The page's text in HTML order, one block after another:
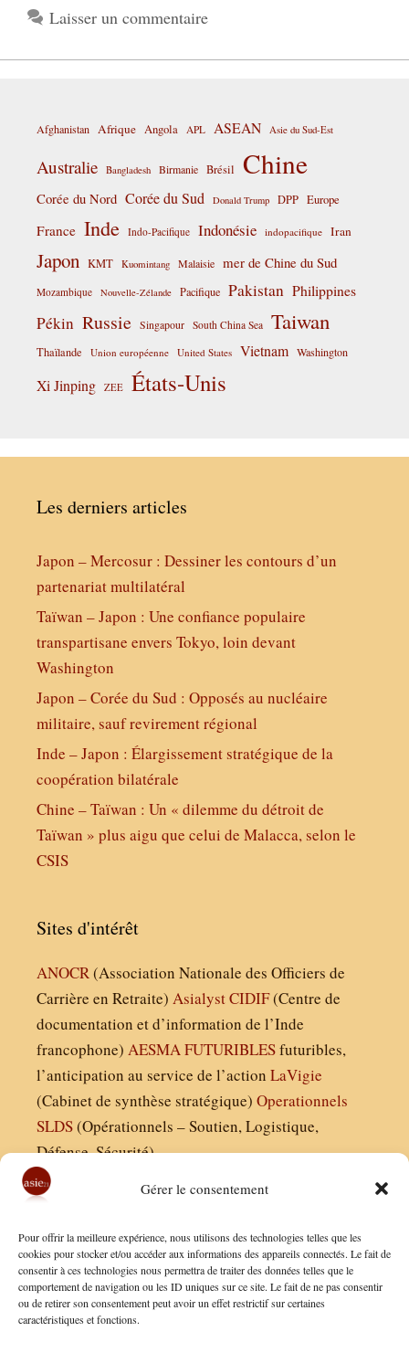
Gérer le consentement
Pour offrir la meilleure expérience, nous utilisons des technologies telles que les
cookies pour stocker et/ou accéder aux informations des appareils connectés. Le fait de
consentir à ces technologies nous permettra de traiter des données telles que le
comportement de navigation ou les ID uniques sur ce site. Le fait de ne pas consentir
ou de retirer son consentement peut avoir un effet restrictif sur certaines
caractéristiques et fonctions.
Laisser un commentaire
Afghanistan Afrique Angola APL ASEAN Asie du Sud-Est
Australie Bangladesh Birmanie Brésil Chine
Corée du Nord Corée du Sud Donald Trump DPP Europe
France Inde Indo-Pacifique Indonésie indopacifique Iran
Japon KMT Kuomintang Malaisie mer de Chine du Sud
Mozambique Nouvelle-Zélande Pacifique Pakistan Philippines
Pékin Russie Singapour South China Sea Taiwan
Thaïlande Union européenne United States Vietnam Washington
Xi Jinping ZEE États-Unis
Les derniers articles
Japon – Mercosur : Dessiner les contours d’un
partenariat multilatéral
Taïwan – Japon : Une confiance populaire
transpartisane envers Tokyo, loin devant
Washington
Japon – Corée du Sud : Opposés au nucléaire
militaire, sauf revirement régional
Inde – Japon : Élargissement stratégique de la
coopération bilatérale
Chine – Taïwan : Un « dilemme du détroit de
Taïwan » plus aigu que celui de Malacca, selon le
CSIS
Sites d'intérêt
ANOCR(Association Nationale des Officiers de
Carrière en Retraite) AsialystCIDIF(Centre de
documentation et d’information de l’Inde
francophone) AESMAFUTURIBLESfuturibles,
l’anticipation au service de l’action LaVigie
(Cabinet de synthèse stratégique) Operationnels
SLDS(Opérationnels – Soutien, Logistique,
Défense, Sécurité)
Finaldées EURL
Siège social : 13 avenue Boudon, 75016, Paris
Nous contacter